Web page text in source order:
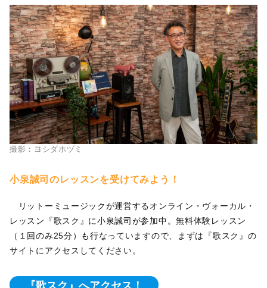
撮影：ヨシダホヅミ
小泉誠司のレッスンを受けてみよう！
リットーミュージックが運営するオンライン・ヴォーカル・
レッスン『歌スク』に小泉誠司が参加中。無料体験レッスン
（１回のみ25分）も行なっていますので、まずは『歌スク』の
サイトにアクセスしてください。
『歌スク』へアクセス！